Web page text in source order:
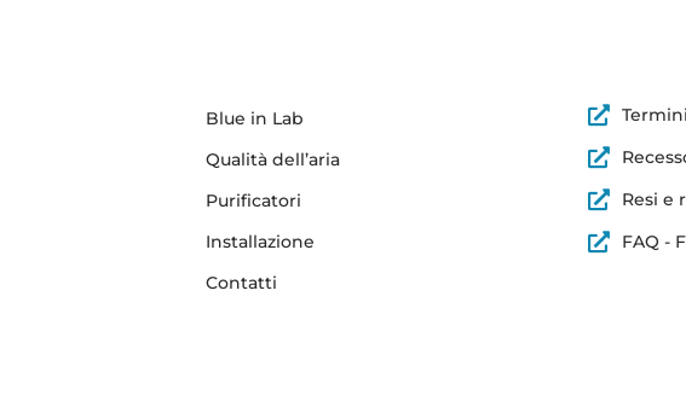
Blue in Lab
Qualità dell’aria
Purificatori
Installazione
Contatti
Resi e
FAQ -